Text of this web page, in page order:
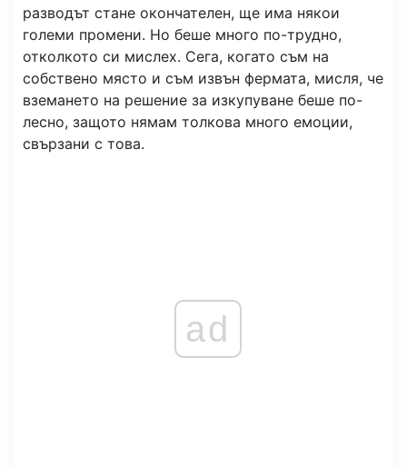
разводът стане окончателен, ще има някои
големи промени. Но беше много по-трудно,
отколкото си мислех. Сега, когато съм на
собствено място и съм извън фермата, мисля, че
вземането на решение за изкупуване беше по-
лесно, защото нямам толкова много емоции,
свързани с това.
ad